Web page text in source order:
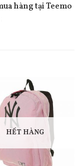
hàng tại Teemo
HẾT HÀNG